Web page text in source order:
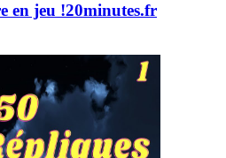
en jeu !20minutes.fr